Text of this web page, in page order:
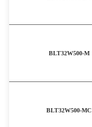
BLT32W500-M
BLT32W500-MC